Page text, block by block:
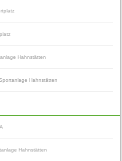
Hahnstätten
Hahnstätten
Hahnstätten